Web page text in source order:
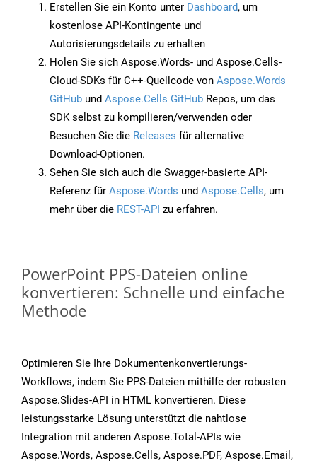
Erstellen Sie ein Konto unter Dashboard, um
kostenlose API-Kontingente und
Autorisierungsdetails zu erhalten
Holen Sie sich Aspose.Words- und Aspose.Cells-
Cloud-SDKs für C++-Quellcode von Aspose.Words
GitHub und Aspose.Cells GitHub Repos, um das
SDK selbst zu kompilieren/verwenden oder
Besuchen Sie die Releases für alternative
Download-Optionen.
Sehen Sie sich auch die Swagger-basierte API-
Referenz für Aspose.Words und Aspose.Cells, um
mehr über die REST-API zu erfahren.
PowerPoint PPS-Dateien online
konvertieren: Schnelle und einfache
Methode
Optimieren Sie Ihre Dokumentenkonvertierungs-
Workflows, indem Sie PPS-Dateien mithilfe der robusten
Aspose.Slides-API in HTML konvertieren. Diese
leistungsstarke Lösung unterstützt die nahtlose
Integration mit anderen Aspose.Total-APIs wie
Aspose.Words, Aspose.Cells, Aspose.PDF, Aspose.Email,